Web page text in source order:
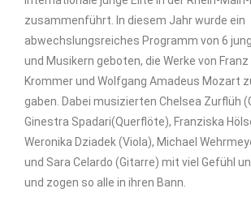
zusammenführt. In diesem Jahr wurde ein
abwechslungsreiches Programm von 6
und Musikern geboten, die Werke von
Krommerund Wolfgang Amadeus Mozart
gaben. Dabei musizierten Chelsea Zurflüh
Ginestra Spadari(Querflöte), Franziska
Weronika Dziadek(Viola), Michael
und Sara Celardo (Gitarre) mit viel Gefühl
und zogen so alle in ihren Bann.